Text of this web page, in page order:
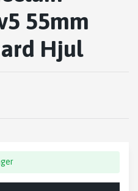
55mm
Hjul